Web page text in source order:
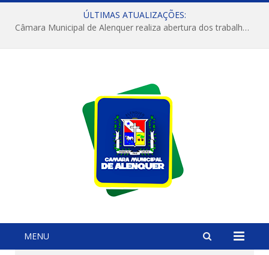
ÚLTIMAS ATUALIZAÇÕES:
Câmara Municipal de Alenquer realiza abertura dos trabalhos do 4º Período Legislativo
MENU